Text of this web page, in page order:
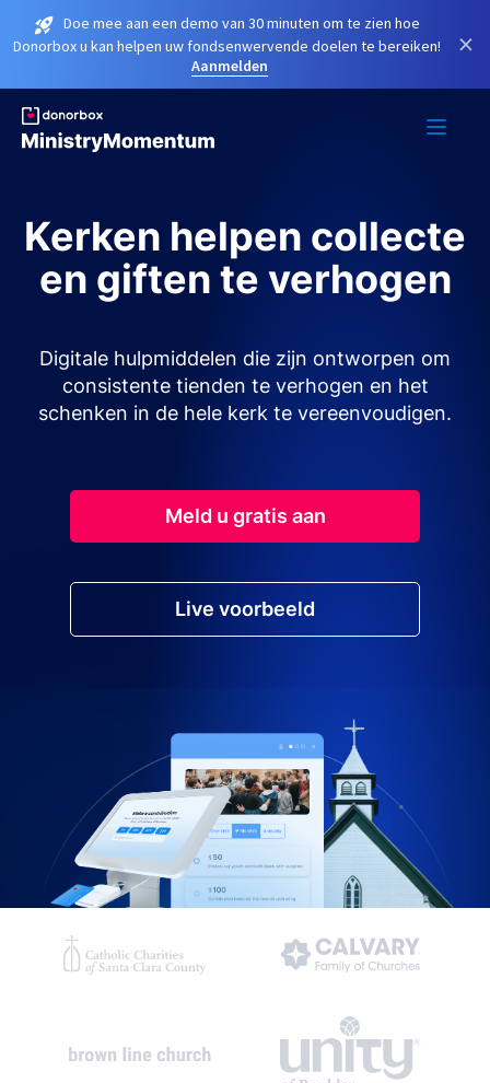
Doe mee aan een demo van 30 minuten om te zien hoe
Donorbox u kan helpen uw fondsenwervende doelen te bereiken!
Aanmelden
×
Kerken helpen collecte
en giften te verhogen
Digitale hulpmiddelen die zijn ontworpen om
consistente tienden te verhogen en het
schenken in de hele kerk te vereenvoudigen.
Meld u gratis aan
Live voorbeeld